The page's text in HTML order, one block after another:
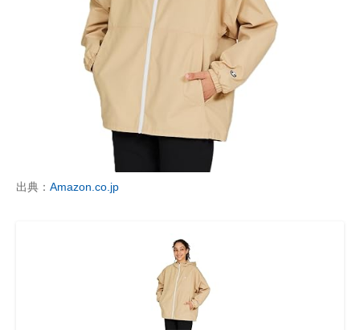
マーケ×ITの今がよく分かる
ITエンジニア向け専門サイト
企業向けIT製品の総合サイト
IT製品の技術・比較・事例
製造業のIT導入・活用を支援
モノづくり技術者専門サイト
エネルギーの専門メディア
出典： Amazon.co.jp